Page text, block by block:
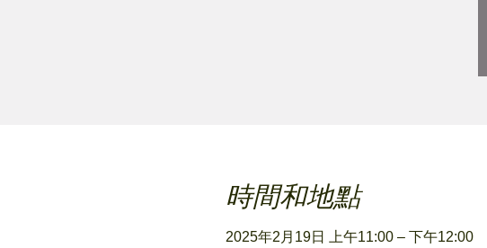
時間和地點
2025年2月19日 上午11:00 – 下午12:00